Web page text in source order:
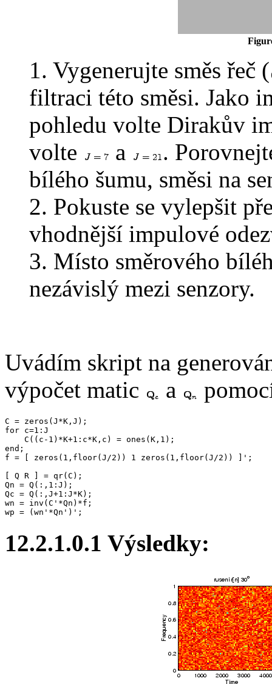
1. Vygenerujte směs řeč (
filtraci této směsi. Jako
pohledu volte Dirakův
volte
a
.
bílého šumu, směsi na
2. Pokuste se vylepšit
vhodnější impulové
3. Místo směrového
nezávislý mezi senzory.
Uvádím skript na
výpočet matic
a
C = zeros(J*K,J);
for c=1:J
    C((c-1)*K+1:c*K,c) = ones(K,1);
end;
f = [ zeros(1,floor(J/2)) 1 zeros(1,floor(J/2)) ]';
[ Q R ] = qr(C);
Qn = Q(:,1:J);
Qc = Q(:,J+1:J*K);
wn = inv(C'*Qn)*f;
12.2.1.0.1 Výsledky: